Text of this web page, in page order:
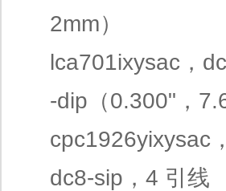
2mm）
lca701ixysac，
-dip（0.300"，
cpc1926yixysac
dc8-sip，4 引线